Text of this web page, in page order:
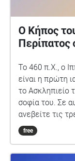
Ο Κήπος
Περίπατος
Το 460 π.Χ., ο
είναι η πρώτη
το Ασκληπιείο
σοφία του. Σε αυτόν τον ηχητικό περίπατο, θα
ανεβείτε τις
• Ιερή Πηγή - Η
δύναμη του
free